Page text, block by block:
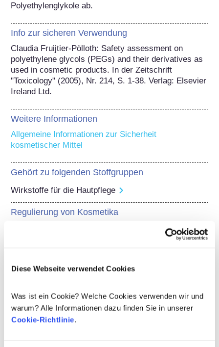
Diese Webseite verwendet Cookies
Was ist ein Cookie? Welche Cookies verwenden wir und
warum? Alle Informationen dazu finden Sie in unserer
Cookie-Richtlinie.
Polyethylenglykole ab.
Info zur sicheren Verwendung
Claudia Fruijtier-Pölloth: Safety assessment on
polyethylene glycols (PEGs) and their derivatives as
used in cosmetic products. In der Zeitschrift
"Toxicology" (2005), Nr. 214, S. 1-38. Verlag: Elsevier
Ireland Ltd.
Weitere Informationen
Allgemeine Informationen zur Sicherheit
kosmetischer Mittel
Gehört zu folgenden Stoffgruppen
Wirkstoffe für die Hautpflege
Regulierung von Kosmetika
Die Inhaltsstoffe von kosmetischen Mitteln
unterliegen gesetzlichen Regelungen. Bitte beachten
Sie, dass für kosmetische Inhaltsstoffe außerhalb der
Ihre Kosmetika